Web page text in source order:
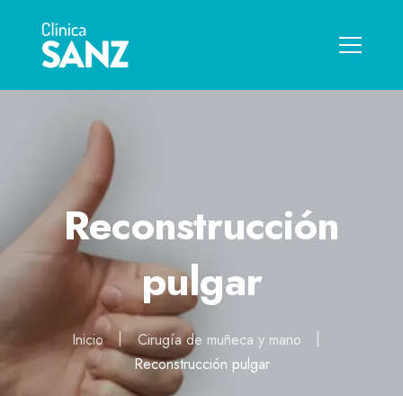
Reconstrucción
pulgar
Inicio
Cirugía de muñeca y mano
Reconstrucción pulgar